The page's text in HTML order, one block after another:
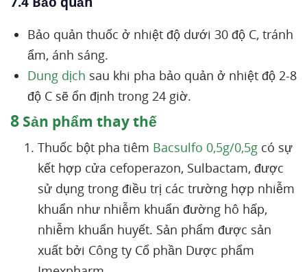
Bảo quản thuốc ở nhiệt độ dưới 30 độ C, tránh
ẩm, ánh sáng.
Dung dịch sau khi pha bảo quản ở nhiệt độ 2-8
độ C sẽ ổn định trong 24 giờ.
8 Sản phẩm thay thế
Thuốc bột pha tiêm Bacsulfo 0,5g/0,5g có sự
kết hợp cửa cefoperazon, Sulbactam, được
sử dụng trong điều trị các trường hợp nhiễm
khuẩn như nhiễm khuẩn đường hô hấp,
nhiễm khuẩn huyết. Sản phẩm được sản
xuất bởi Công ty Cổ phần Dược phẩm